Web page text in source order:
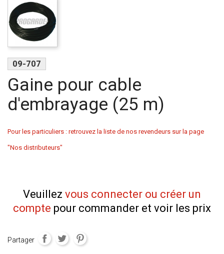
09-707
Gaine pour cable
d'embrayage (25 m)
Pour les particuliers : retrouvez la liste de nos revendeurs sur la page
"Nos distributeurs"
Veuillez vous connecter ou créer un
compte pour commander et voir les prix
Partager